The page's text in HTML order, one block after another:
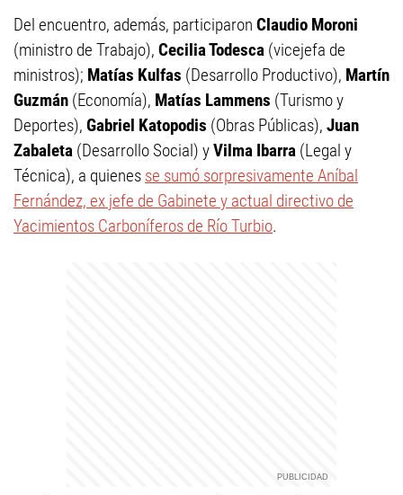
Del encuentro, además, participaron Claudio Moroni
(ministro de Trabajo), Cecilia Todesca (vicejefa de
ministros); Matías Kulfas (Desarrollo Productivo), Martín
Guzmán (Economía), Matías Lammens (Turismo y
Deportes), Gabriel Katopodis (Obras Públicas), Juan
Zabaleta (Desarrollo Social) yVilma Ibarra (Legal y
Técnica), a quienes se sumó sorpresivamente Aníbal
Fernández, ex jefe de Gabinete y actual directivo de
Yacimientos Carboníferos de Río Turbio.